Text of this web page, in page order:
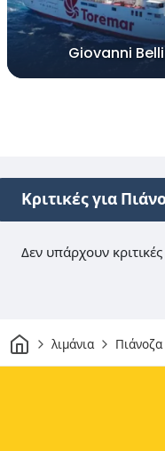
Giovanni
Κριτικές για
Δεν υπάρχουν
Σπίτιλιμάνια Πιάνοζα